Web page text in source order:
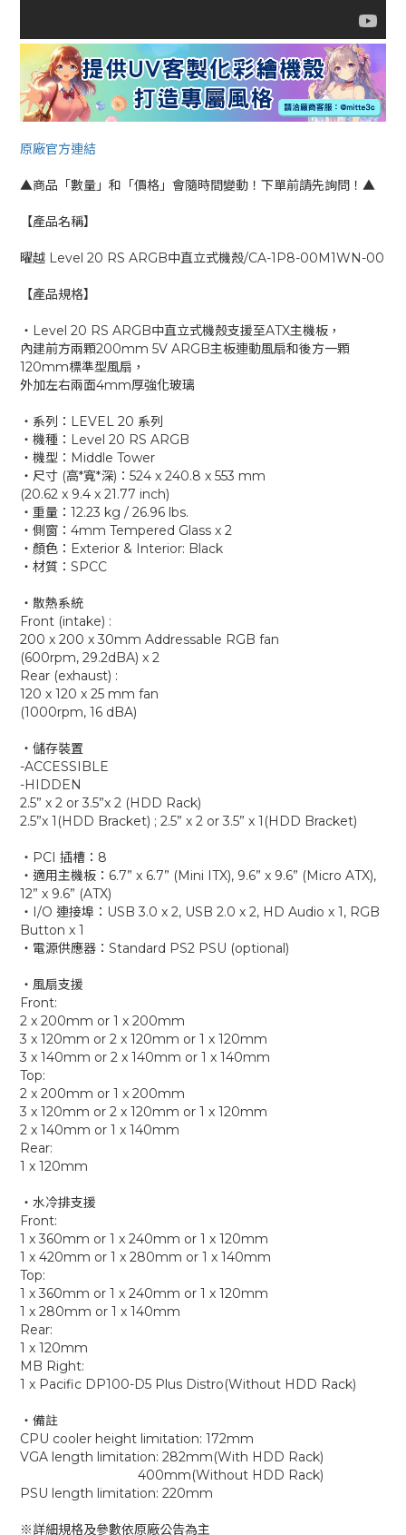
原廠官方連結
▲商品「數量」和「價格」會隨時間變動！下單前請先詢問！▲
【產品名稱】
曜越 Level 20 RS ARGB中直立式機殼/CA-1P8-00M1WN-00
【產品規格】
‧Level 20 RS ARGB中直立式機殼支援至ATX主機板，
內建前方兩顆200mm 5V ARGB主板連動風扇和後方一顆
120mm標準型風扇，
外加左右兩面4mm厚強化玻璃
‧系列：LEVEL 20 系列
‧機種：Level 20 RS ARGB
‧機型：Middle Tower
‧尺寸 (高*寬*深)：524 x 240.8 x 553 mm
(20.62 x 9.4 x 21.77 inch)
‧重量：12.23 kg / 26.96 lbs.
‧側窗：4mm Tempered Glass x 2
‧顏色：Exterior & Interior: Black
‧材質：SPCC
‧散熱系統
Front (intake) :
200 x 200 x 30mm Addressable RGB fan
(600rpm, 29.2dBA) x 2
Rear (exhaust) :
120 x 120 x 25 mm fan
(1000rpm, 16 dBA)
‧儲存裝置
-ACCESSIBLE
-HIDDEN
2.5” x 2 or 3.5”x 2 (HDD Rack)
2.5”x 1(HDD Bracket) ; 2.5” x 2 or 3.5” x 1(HDD Bracket)
‧PCI 插槽：8
‧適用主機板：6.7” x 6.7” (Mini ITX), 9.6” x 9.6” (Micro ATX),
12” x 9.6” (ATX)
‧I/O 連接埠：USB 3.0 x 2, USB 2.0 x 2, HD Audio x 1, RGB
Button x 1
‧電源供應器：Standard PS2 PSU (optional)
‧風扇支援
Front:
2 x 200mm or 1 x 200mm
3 x 120mm or 2 x 120mm or 1 x 120mm
3 x 140mm or 2 x 140mm or 1 x 140mm
Top:
2 x 200mm or 1 x 200mm
3 x 120mm or 2 x 120mm or 1 x 120mm
2 x 140mm or 1 x 140mm
Rear:
1 x 120mm
‧水冷排支援
Front:
1 x 360mm or 1 x 240mm or 1 x 120mm
1 x 420mm or 1 x 280mm or 1 x 140mm
Top:
1 x 360mm or 1 x 240mm or 1 x 120mm
1 x 280mm or 1 x 140mm
Rear:
1 x 120mm
MB Right:
1 x Pacific DP100-D5 Plus Distro(Without HDD Rack)
‧備註
CPU cooler height limitation: 172mm
VGA length limitation: 282mm(With HDD Rack)
400mm(Without HDD Rack)
PSU length limitation: 220mm
※詳細規格及參數依原廠公告為主